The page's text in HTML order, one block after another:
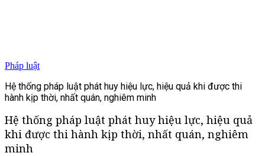
Pháp luật
Hệ thống pháp luật phát huy hiệu lực, hiệu quả khi được thi
hành kịp thời, nhất quán, nghiêm minh
Hệ thống pháp luật phát huy hiệu lực, hiệu quả
khi được thi hành kịp thời, nhất quán, nghiêm
minh